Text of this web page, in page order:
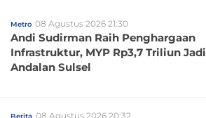
Metro 08 Agustus 2026 21:30
Andi Sudirman Raih Penghargaan
Infrastruktur, MYP Rp3,7 Triliun Jadi
Andalan Sulsel
08 Agustus 2026 20:32